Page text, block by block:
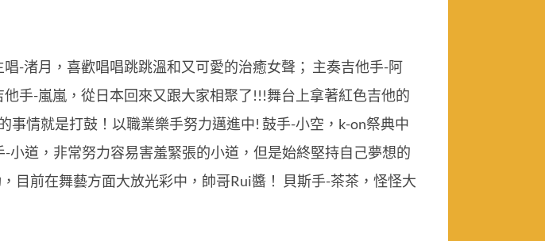
-渚月，喜歡唱唱跳跳溫和又可愛的治癒女聲； 主奏吉他手-阿
手-嵐嵐，從日本回來又跟大家相聚了!!!舞台上拿著紅色吉他的
情就是打鼓！以職業樂手努力邁進中! 鼓手-小空，k-on祭典中
道，非常努力容易害羞緊張的小道，但是始終堅持自己夢想的
目前在舞藝方面大放光彩中，帥哥Rui醬！ 貝斯手-茶茶，怪怪大